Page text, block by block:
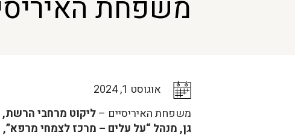
משפחת
אוגוסט 1, 2024
משפחת האיריסיים –ליקוט מרחבי הרשת,
גן, מנהל “על עלים – מרכז לצמחי מרפא”,